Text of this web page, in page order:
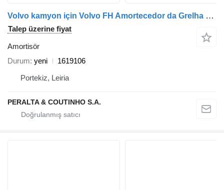
Volvo kamyon için Volvo FH Amortecedor da Grelha FH 1619106 amortisör
Talep üzerine fiyat
Amortisör
Durum yeni
1619106
Portekiz, Leiria
PERALTA & COUTINHO S.A.